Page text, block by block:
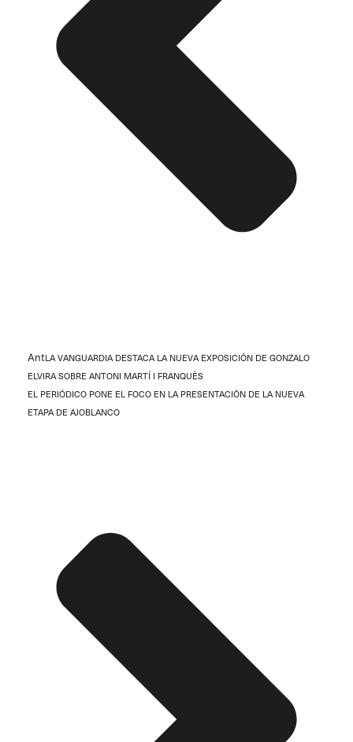
AntLA VANGUARDIA DESTACA LA NUEVA EXPOSICIÓN DE GONZALO
ELVIRA SOBRE ANTONI MARTÍ I FRANQUÈS
EL PERIÓDICO PONE EL FOCO EN LA PRESENTACIÓN DE LA NUEVA
ETAPA DE AJOBLANCO